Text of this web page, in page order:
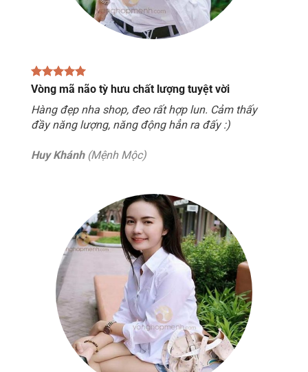
Vòng mã não tỳ hưu chất lượng tuyệt vời
Hàng đẹp nha shop, đeo rất hợp lun. Cảm thấy
đầy năng lượng, năng động hẳn ra đấy :)
Huy Khánh(Mệnh Mộc)